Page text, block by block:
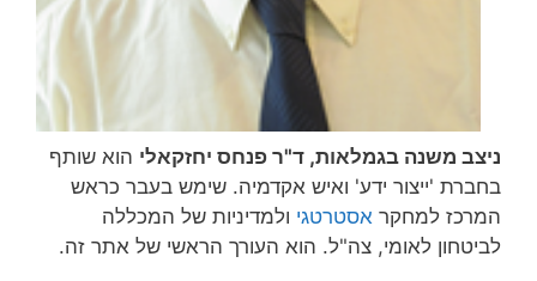
ניצב משנה בגמלאות, ד"ר פנחס יחזקאלי הוא שותף
בחברת 'ייצור ידע' ואיש אקדמיה. שימש בעבר כראש
המרכז למחקר אסטרטגי ולמדיניות של המכללה
לביטחון לאומי, צה"ל. הוא העורך הראשי של אתר זה.